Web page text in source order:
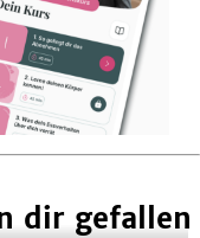
dir gefallen